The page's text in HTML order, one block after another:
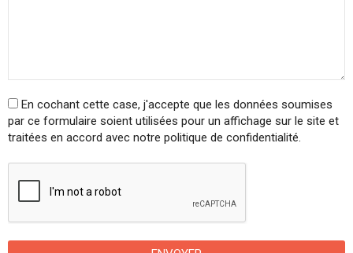
En cochant cette case, j'accepte que les données soumises
par ce formulaire soient utilisées pour un affichage sur le site et
traitées en accord avec notre politique de confidentialité.